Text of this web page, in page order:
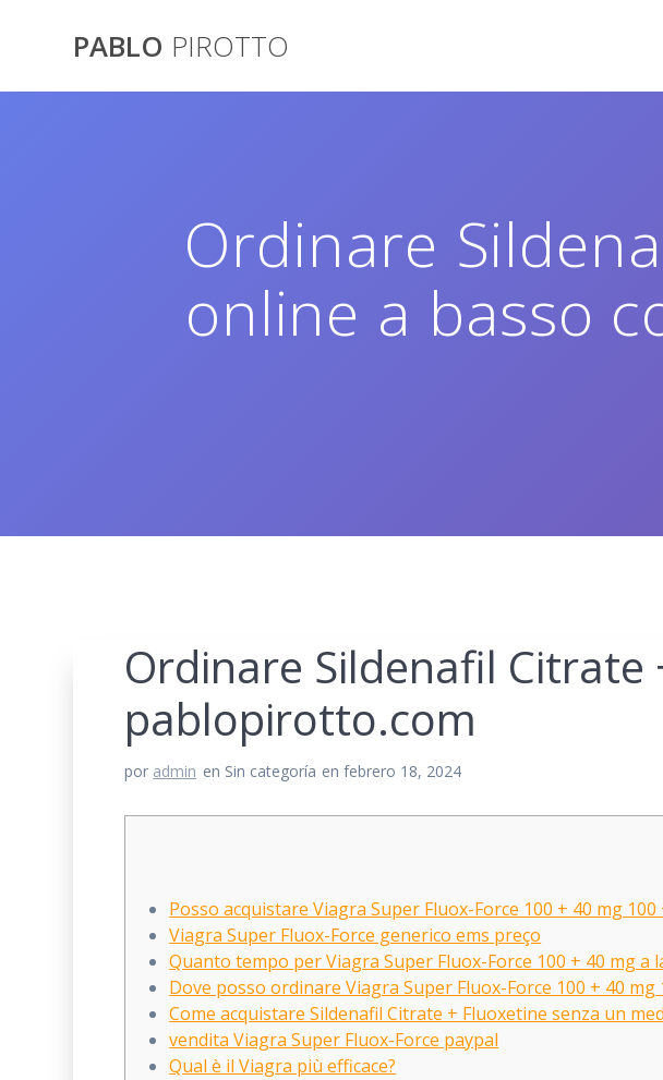
contenidoPABLO PIROTTO
Ordinare
online a basso
Ordinare Sildenafil
pablopirotto.com
por admin en Sin categoría en febrero 18, 2024
Posso acquistare Viagra Super Fluox-Force 100 + 40 mg 100
Viagra Super Fluox-Force generico ems preço
Quanto tempo per Viagra Super Fluox-Force 100 + 40 mg a
Dove posso ordinare Viagra Super Fluox-Force 100 + 40
Come acquistare Sildenafil Citrate + Fluoxetine senza un
vendita Viagra Super Fluox-Force paypal
Qual è il Viagra più efficace?